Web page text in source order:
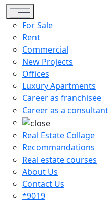
Toggle navigation
For Sale
Rent
Commercial
New Projects
Offices
Luxury Apartments
Career as franchisee
Career as a consultant
Real Estate Collage
Recommandations
Real estate courses
About Us
Contact Us
*9019